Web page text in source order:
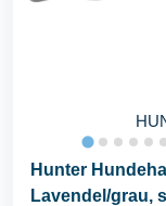
Hunter
Lavendel/grau,